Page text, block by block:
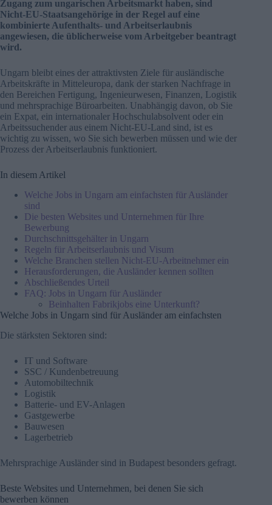
Zugang zum ungarischen Arbeitsmarkt haben, sind
Nicht‑EU‑Staatsangehörige in der Regel auf eine
kombinierte Aufenthalts‑ und Arbeitserlaubnis
angewiesen, die üblicherweise vom Arbeitgeber beantragt
wird.
Ungarn bleibt eines der attraktivsten Ziele für ausländische
Arbeitskräfte in Mitteleuropa, dank der starken Nachfrage in
den Bereichen Fertigung, Ingenieurwesen, Finanzen, Logistik
und mehrsprachige Büroarbeiten. Unabhängig davon, ob Sie
ein Expat, ein internationaler Hochschulabsolvent oder ein
Arbeitssuchender aus einem Nicht-EU-Land sind, ist es
wichtig zu wissen, wo Sie sich bewerben müssen und wie der
Prozess der Arbeitserlaubnis funktioniert.
In diesem Artikel
Welche Jobs in Ungarn am einfachsten für Ausländer
sind
Die besten Websites und Unternehmen für Ihre
Bewerbung
Durchschnittsgehälter in Ungarn
Regeln für Arbeitserlaubnis und Visum
Welche Branchen stellen Nicht-EU-Arbeitnehmer ein
Herausforderungen, die Ausländer kennen sollten
Abschließendes Urteil
FAQ: Jobs in Ungarn für Ausländer
Beinhalten Fabrikjobs eine Unterkunft?
Welche Jobs in Ungarn sind für Ausländer am einfachsten
Die stärksten Sektoren sind:
IT und Software
SSC / Kundenbetreuung
Automobiltechnik
Logistik
Batterie- und EV-Anlagen
Gastgewerbe
Bauwesen
Lagerbetrieb
Mehrsprachige Ausländer sind in Budapest besonders gefragt.
Beste Websites und Unternehmen, bei denen Sie sich
bewerben können